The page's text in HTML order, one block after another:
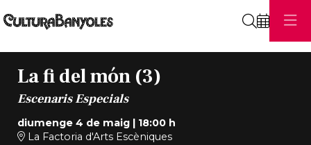
La fi del món (3)
Escenaris Especials
diumenge 4 de maig| 18:00 h
La Factoria d'Arts Escèniques